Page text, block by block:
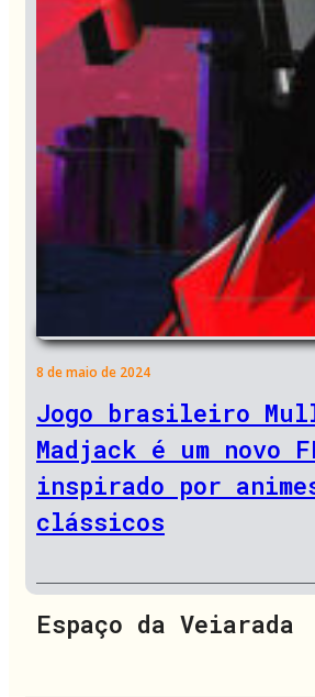
8 de maio de 2024
Jogo brasileiro
Madjack é um novo
inspirado por
clássicos
Espaço da Veiarada